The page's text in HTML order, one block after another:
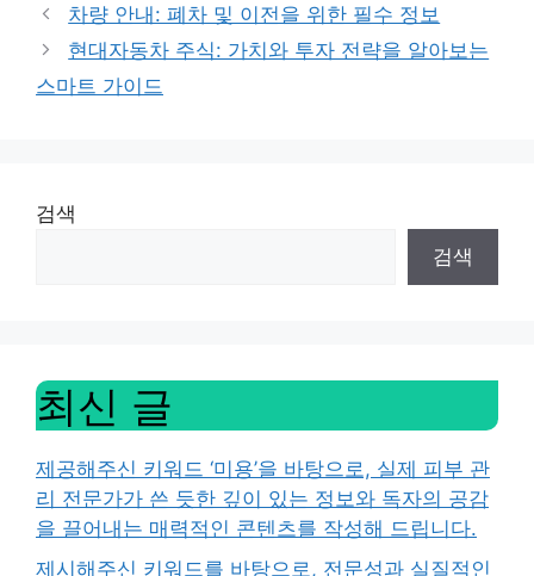
차량 안내: 폐차 및 이전을 위한 필수 정보
현대자동차 주식: 가치와 투자 전략을 알아보는
스마트 가이드
검색
검색
최신 글
제공해주신 키워드 ‘미용’을 바탕으로, 실제 피부 관
리 전문가가 쓴 듯한 깊이 있는 정보와 독자의 공감
을 끌어내는 매력적인 콘텐츠를 작성해 드립니다.
제시해주신 키워드를 바탕으로, 전문성과 실질적인